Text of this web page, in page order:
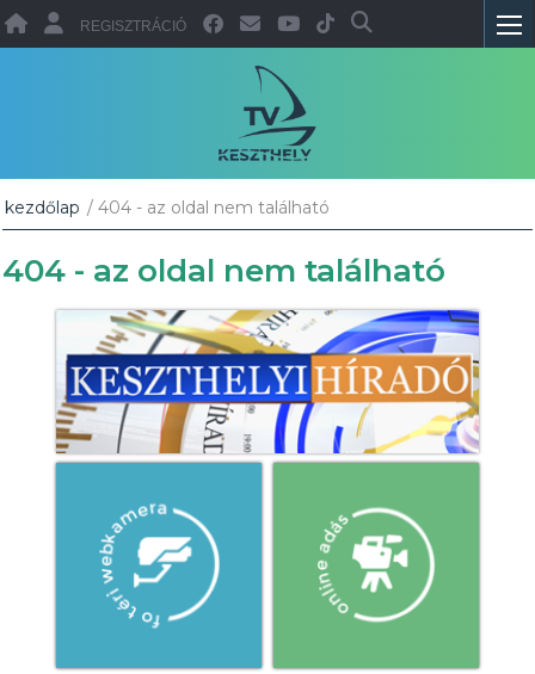
REGISZTRÁCIÓ
kezdőlap / 404 - az oldal nem található
404 - az oldal nem található